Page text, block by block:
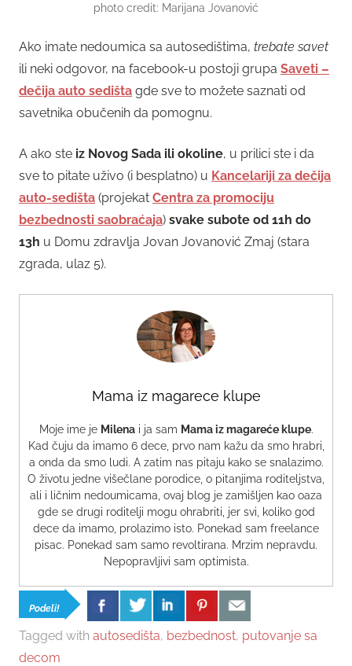
photo credit: Marijana Jovanović
Ako imate nedoumica sa autosedištima, trebate savet
ili neki odgovor, na facebook-u postoji grupa Saveti –
dečija auto sedišta gde sve to možete saznati od
savetnika obučenih da pomognu.
A ako ste iz Novog Sada ili okoline, u prilici ste i da
sve to pitate uživo (i besplatno) u Kancelariji za dečija
auto-sedišta (projekat Centra za promociju
bezbednosti saobraćaja) svake subote od 11h do
13h u Domu zdravlja Jovan Jovanović Zmaj (stara
zgrada, ulaz 5).
Mama iz magarece klupe
Moje ime je Milenai ja sam Mama iz magareće klupe.
Kad čuju da imamo 6 dece, prvo nam kažu da smo hrabri,
a onda da smo ludi. A zatim nas pitaju kako se snalazimo.
O životu jedne višečlane porodice, o pitanjima roditeljstva,
ali i ličnim nedoumicama, ovaj blog je zamišljen kao oaza
gde se drugi roditelji mogu ohrabriti, jer svi, koliko god
dece da imamo, prolazimo isto. Ponekad sam freelance
pisac. Ponekad sam samo revoltirana. Mrzim nepravdu.
Nepopravljivi sam optimista.
Podeli!
Tagged with autosedišta, bezbednost, putovanje sa
decom